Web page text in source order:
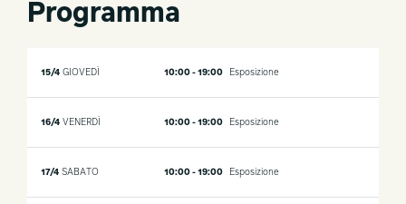
Programma
15/4 GIOVEDÌ 10:00 - 19:00 Esposizione
16/4 VENERDÌ 10:00 - 19:00 Esposizione
17/4 SABATO 10:00 - 19:00 Esposizione